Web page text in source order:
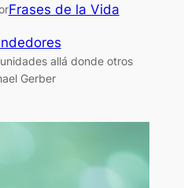
Frases de la Vida
allá donde otros
Gerber